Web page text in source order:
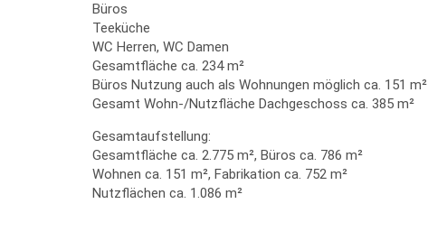
Büros
Teeküche
WC Herren, WC Damen
Gesamtfläche ca. 234 m²
Büros Nutzung auch als Wohnungen möglich ca. 151 m²
Gesamt Wohn-/Nutzfläche Dachgeschoss ca. 385 m²
Gesamtaufstellung:
Gesamtfläche ca. 2.775 m², Büros ca. 786 m²
Wohnen ca. 151 m², Fabrikation ca. 752 m²
Nutzflächen ca. 1.086 m²